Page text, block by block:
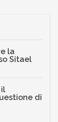
la
Sitael
il
di